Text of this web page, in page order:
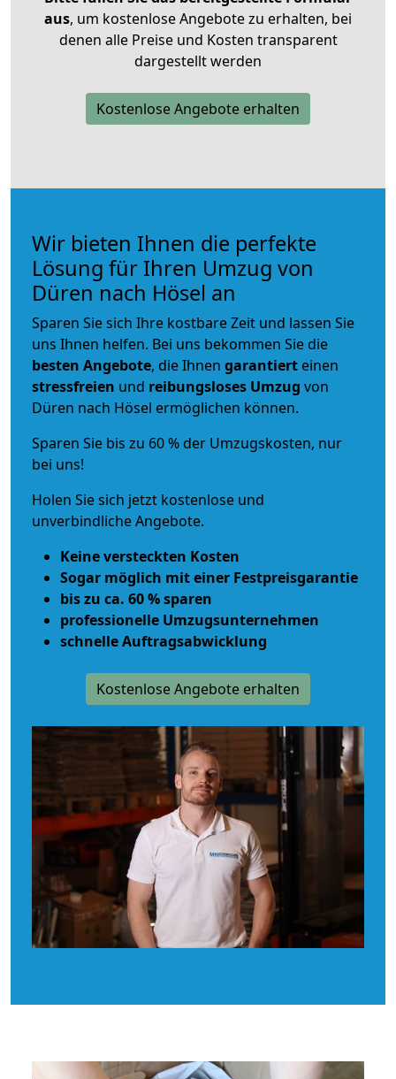
aus, um kostenlose Angebote zu erhalten, bei
denen alle Preise und Kosten transparent
dargestellt werden
Kostenlose Angebote erhalten
Wir bieten Ihnen die perfekte
Lösung für Ihren Umzug von
Düren nach Hösel an
Sparen Sie sich Ihre kostbare Zeit und lassen Sie
uns Ihnen helfen. Bei uns bekommen Sie die
besten Angebote, die Ihnen garantiert einen
stressfreien und reibungsloses Umzug von
Düren nach Hösel ermöglichen können.
Sparen Sie bis zu 60 % der Umzugskosten, nur
bei uns!
Holen Sie sich jetzt kostenlose und
unverbindliche Angebote.
Keine versteckten Kosten
Sogar möglich mit einer Festpreisgarantie
bis zu ca. 60 % sparen
professionelle Umzugsunternehmen
schnelle Auftragsabwicklung
Kostenlose Angebote erhalten